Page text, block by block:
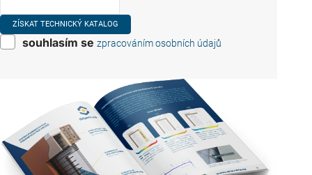
souhlasím se zpracováním osobních údajů